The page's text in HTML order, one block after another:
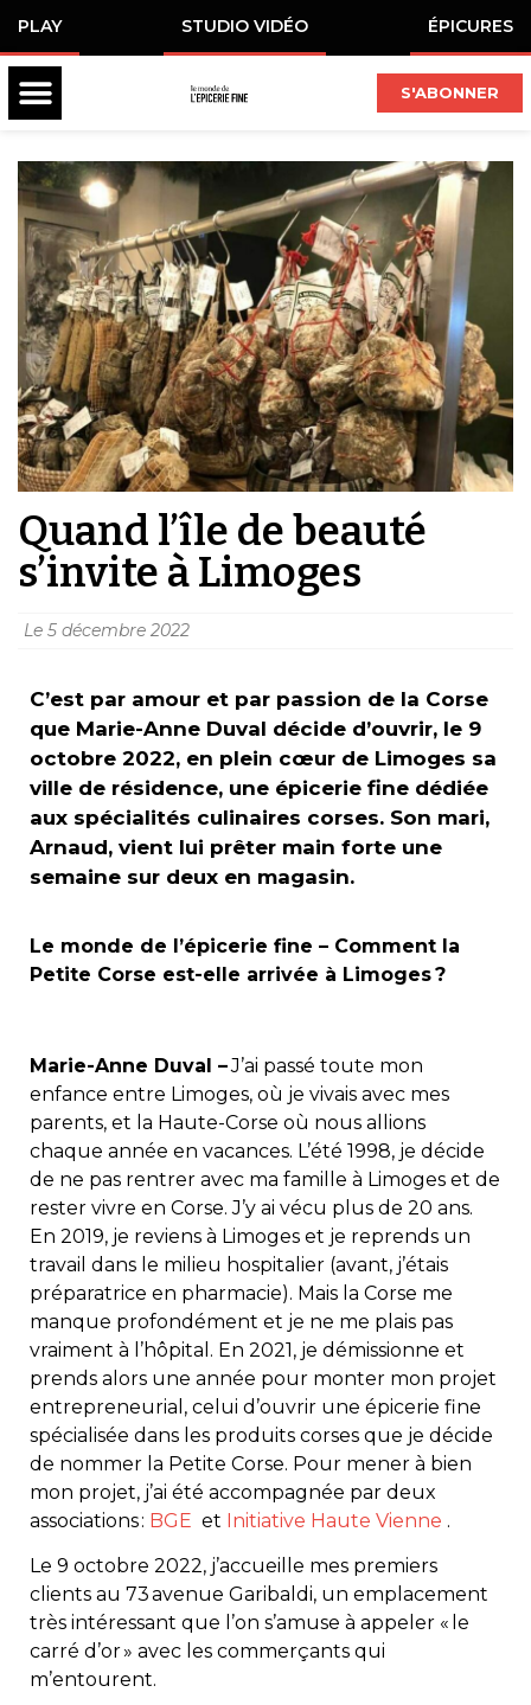
PLAY STUDIO VIDÉO ÉPICURES
S'ABONNER
Quand l’île de beauté
s’invite à Limoges
Le 5 décembre 2022
C’est par amour et par passion de la Corse
que Marie-Anne Duval décide d’ouvrir, le 9
octobre 2022, en plein cœur de Limoges sa
ville de résidence, une épicerie fine dédiée
aux spécialités culinaires corses. Son mari,
Arnaud, vient lui prêter main forte une
semaine sur deux en magasin.
Le monde de l’épicerie fine – Comment la
Petite Corse est-elle arrivée à Limoges ?
Marie-Anne Duval –J’ai passé toute mon
enfance entre Limoges, où je vivais avec mes
parents, et la Haute-Corse où nous allions
chaque année en vacances. L’été 1998, je décide
de ne pas rentrer avec ma famille à Limoges et de
rester vivre en Corse. J’y ai vécu plus de 20 ans.
En 2019, je reviens à Limoges et je reprends un
travail dans le milieu hospitalier (avant, j’étais
préparatrice en pharmacie). Mais la Corse me
manque profondément et je ne me plais pas
vraiment à l’hôpital. En 2021, je démissionne et
prends alors une année pour monter mon projet
entrepreneurial, celui d’ouvrir une épicerie fine
spécialisée dans les produits corses que je décide
de nommer la Petite Corse. Pour mener à bien
mon projet, j’ai été accompagnée par deux
associations : BGE et Initiative Haute Vienne .
Le 9 octobre 2022, j’accueille mes premiers
clients au 73 avenue Garibaldi, un emplacement
très intéressant que l’on s’amuse à appeler « le
carré d’or » avec les commerçants qui
m’entourent.